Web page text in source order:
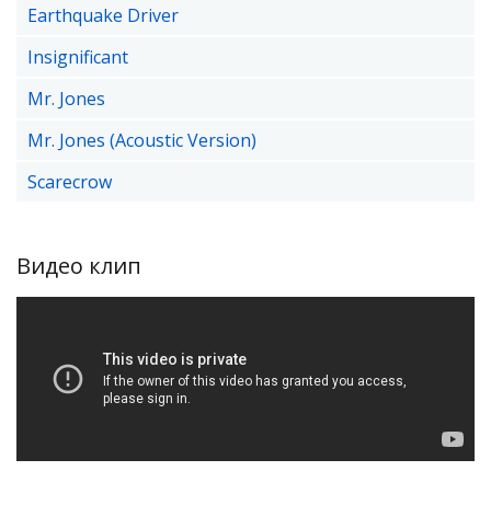
Earthquake Driver
Insignificant
Mr. Jones
Mr. Jones (Acoustic Version)
Scarecrow
Видео клип